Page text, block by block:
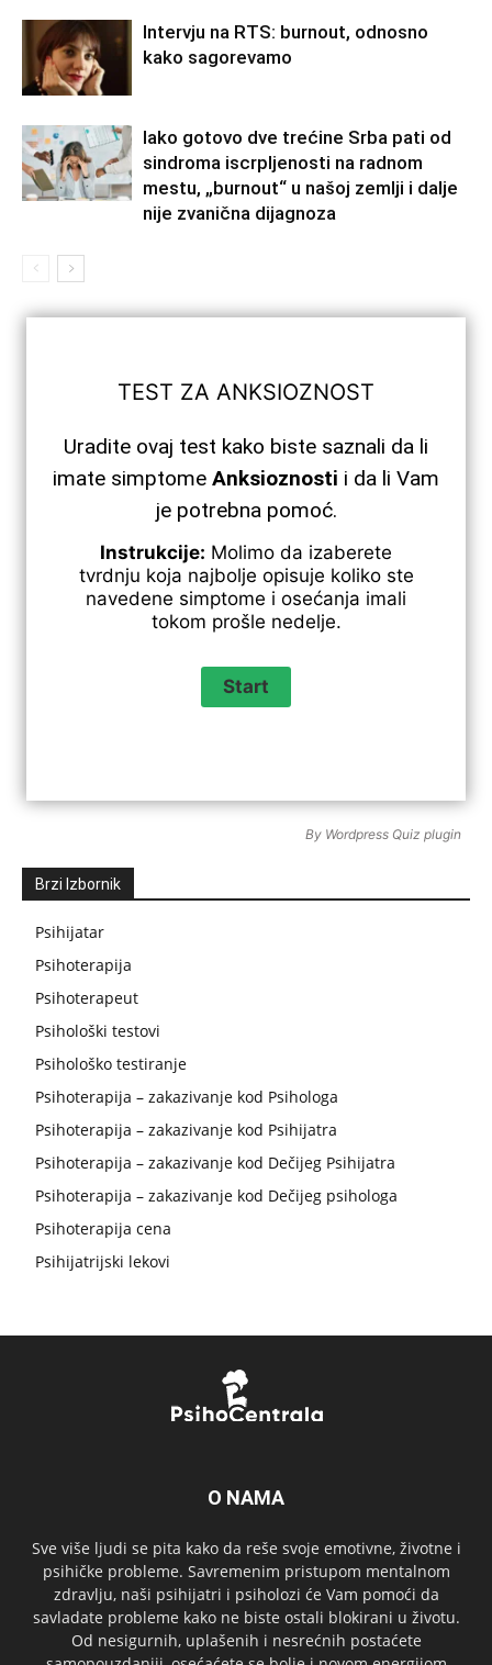
Intervju na RTS: burnout, odnosno
kako sagorevamo
Iako gotovo dve trećine Srba pati od
sindroma iscrpljenosti na radnom
mestu, „burnout“ u našoj zemlji i dalje
nije zvanična dijagnoza
TEST ZA ANKSIOZNOST
Uradite ovaj test kako biste saznali da li
imate simptome Anksioznosti i da li Vam
je potrebna pomoć.
Instrukcije: Molimo da izaberete
tvrdnju koja najbolje opisuje koliko ste
navedene simptome i osećanja imali
tokom prošle nedelje.
By Wordpress Quiz plugin
Brzi Izbornik
Psihijatar
Psihoterapija
Psihoterapeut
Psihološki testovi
Psihološko testiranje
Psihoterapija – zakazivanje kod Psihologa
Psihoterapija – zakazivanje kod Psihijatra
Psihoterapija – zakazivanje kod Dečijeg Psihijatra
Psihoterapija – zakazivanje kod Dečijeg psihologa
Psihoterapija cena
Psihijatrijski lekovi
O NAMA
Sve više ljudi se pita kako da reše svoje emotivne, životne i
psihičke probleme. Savremenim pristupom mentalnom
zdravlju, naši psihijatri i psiholozi će Vam pomoći da
savladate probleme kako ne biste ostali blokirani u životu.
Od nesigurnih, uplašenih i nesrećnih postaćete